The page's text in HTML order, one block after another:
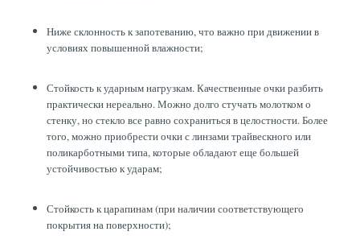
Ниже склонность к запотеванию, что важно при движении в
условиях повышенной влажности;
Стойкость к ударным нагрузкам. Качественные очки разбить
практически нереально. Можно долго стучать молотком о
стенку, но стекло все равно сохраниться в целостности. Более
того, можно приобрести очки с линзами трайвескного или
поликарботными типа, которые обладают еще большей
устойчивостью к ударам;
Стойкость к царапинам (при наличии соответствующего
покрытия на поверхности);